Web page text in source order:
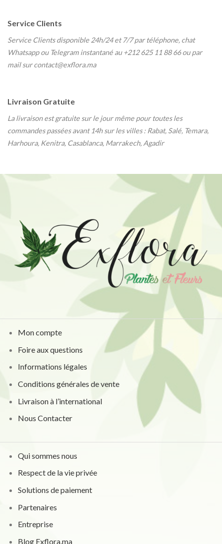
Service Clients
Service Clients disponible 24h/24 et 7/7par téléphone, chat
Whatsapp ou Telegram instantané au +212 625 11 88 66 ou par
mail sur contact@exflora.ma
Livraison Gratuite
La livraison est gratuite sur le jour même pour toutes les
commandes passées avant 14h sur les villes : Rabat, Salé, Temara,
Harhoura, Kenitra, Casablanca, Marrakech, Agadir
Mon compte
Foire aux questions
Informations légales
Conditions générales de vente
Livraison à l’international
Nous Contacter
Qui sommes nous
Respect de la vie privée
Solutions de paiement
Partenaires
Entreprise
Blog Exflora.ma